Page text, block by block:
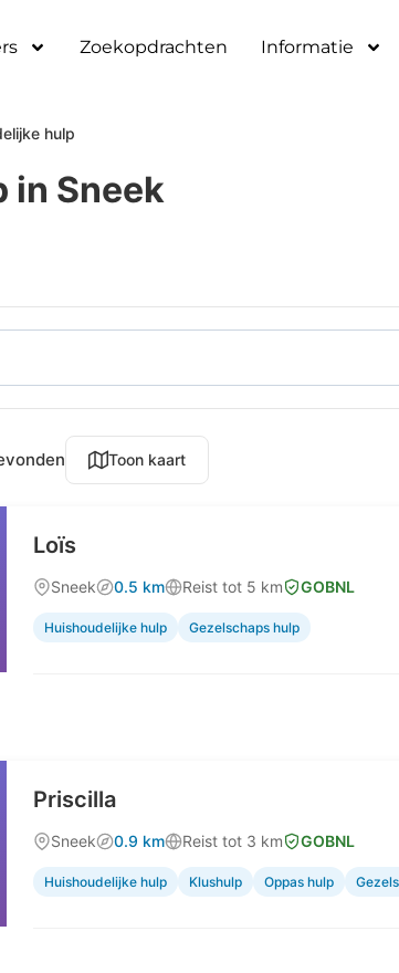
Zoekopdrachten Informatie
hulp
in Sneek
Toon kaart
Loïs
Sneek 0.5 km Reist tot 5 km GOBNL
Huishoudelijke hulp Gezelschaps hulp
Priscilla
Sneek 0.9 km Reist tot 3 km GOBNL
Huishoudelijke hulp Klushulp Oppas hulp